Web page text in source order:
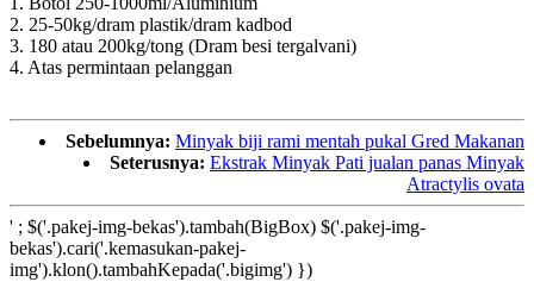
2. 25-50kg/dram plastik/dram kadbod
3. 180 atau 200kg/tong (Dram besi tergalvani)
4. Atas permintaan pelanggan
Sebelumnya: Minyak biji rami mentah pukal Gred Makanan
Seterusnya: Ekstrak Minyak Pati jualan panas Minyak
Atractylis ovata
' ; $('.pakej-img-bekas').tambah(BigBox) $('.pakej-img-
bekas').cari('.kemasukan-pakej-
img').klon().tambahKepada('.bigimg') })